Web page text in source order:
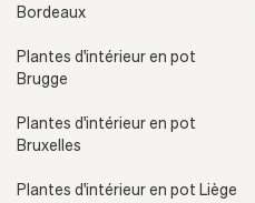
Bordeaux
Plantes d'intérieur en pot
Brugge
Plantes d'intérieur en pot
Bruxelles
Plantes d'intérieur en pot Liège